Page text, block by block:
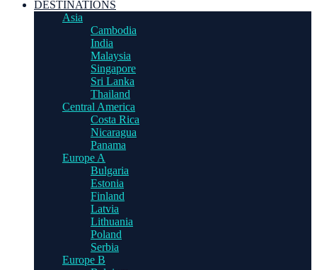
DESTINATIONS
Asia
Cambodia
India
Malaysia
Singapore
Sri Lanka
Thailand
Central America
Costa Rica
Nicaragua
Panama
Europe A
Bulgaria
Estonia
Finland
Latvia
Lithuania
Poland
Serbia
Europe B